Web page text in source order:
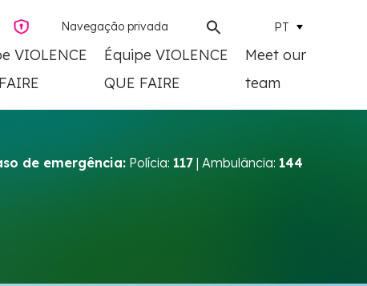
Navegação privada PT
VIOLENCE
Équipe VIOLENCE
QUE FAIRE
Meet our
team
de emergência: Polícia: 117 | Ambulância: 144